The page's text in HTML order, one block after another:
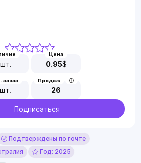
шт.
Цена
0.95$
заказ
шт.
Продаж
26
Подписаться
Подтверждены по почте
Год: 2025